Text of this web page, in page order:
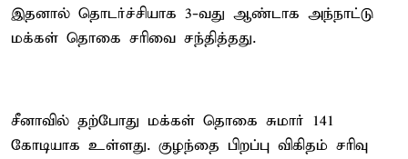
இதனால் தொடர்ச்சியாக 3-வது ஆண்டாக அந்நாட்டு
மக்கள் தொகை சரிவை சந்தித்தது.
சீனாவில் தற்போது மக்கள் தொகை சுமார் 141
கோடியாக உள்ளது. குழந்தை பிறப்பு விகிதம் சரிவு